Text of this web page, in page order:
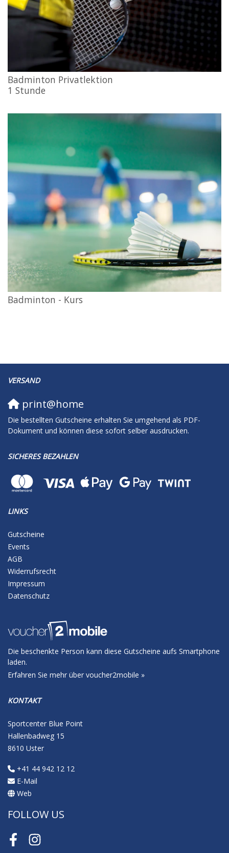
Badminton Privatlektion
1 Stunde
Badminton - Kurs
VERSAND
print@home
Die bestellten Gutscheine erhalten Sie umgehend als PDF-
Dokument und können diese sofort selber ausdrucken.
SICHERES BEZAHLEN
LINKS
Gutscheine
Events
AGB
Widerrufsrecht
Impressum
Datenschutz
Die beschenkte Person kann diese Gutscheine aufs Smartphone
laden.
Erfahren Sie mehr über voucher2mobile »
KONTAKT
Sportcenter Blue Point
Hallenbadweg 15
8610 Uster
+41 44 942 12 12
E-Mail
Web
FOLLOW US
FacebookInstagram